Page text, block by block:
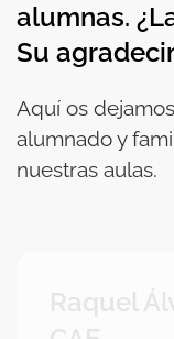
alumnas.
Su
Aquí os
alumnado y
nuestras aulas.